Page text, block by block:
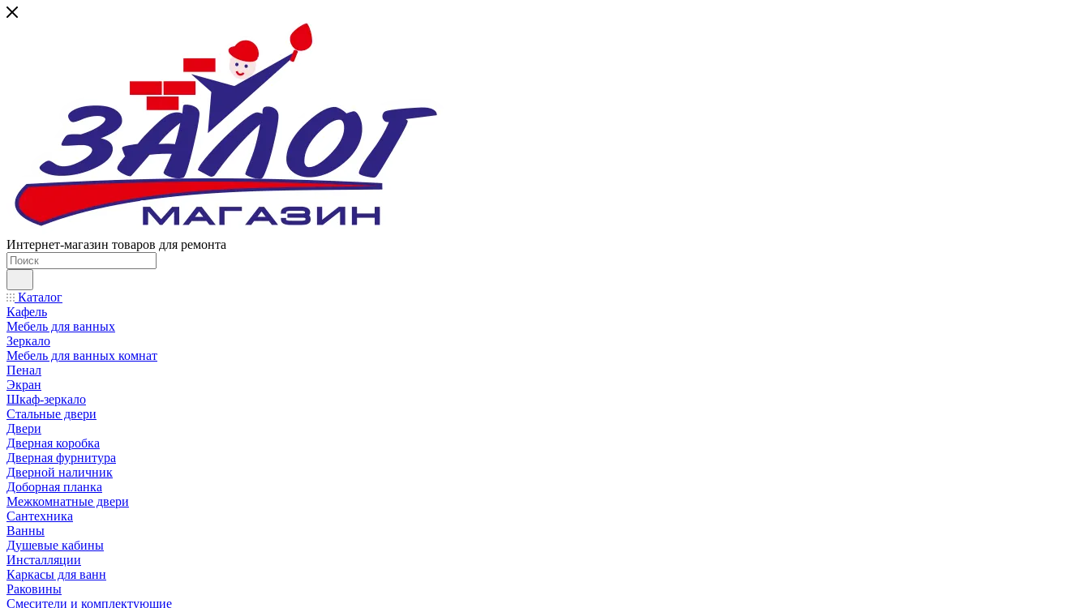
Интернет-магазин товаров для ремонта
Каталог
Кафель
Мебель для ванных
Зеркало
Мебель для ванных комнат
Пенал
Экран
Шкаф-зеркало
Стальные двери
Двери
Дверная коробка
Дверная фурнитура
Дверной наличник
Доборная планка
Межкомнатные двери
Сантехника
Ванны
Душевые кабины
Инсталляции
Каркасы для ванн
Раковины
Смесители и комплектующие